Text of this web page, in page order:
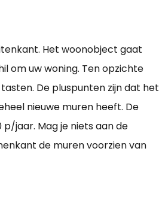
Het woonobject gaat
om uw woning. Ten opzichte
De pluspunten zijn dat het
nieuwe muren heeft. De
p/jaar. Mag je niets aan de
de muren voorzien van